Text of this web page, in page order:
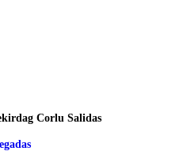
Corlu Salidas